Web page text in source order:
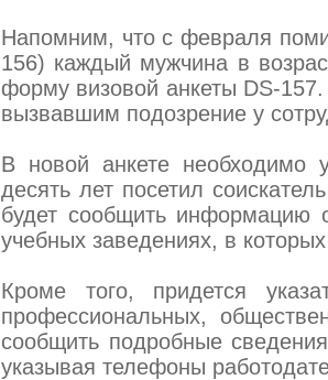
Напомним, что с февраля
156) каждый мужчина в
форму визовой анкеты DS-
вызвавшим подозрение у
В новой анкете необходимо
десять лет посетил
будет сообщить информацию
учебных заведениях, в
Кроме того, придется
профессиональных,
сообщить подробные
указывая телефоны